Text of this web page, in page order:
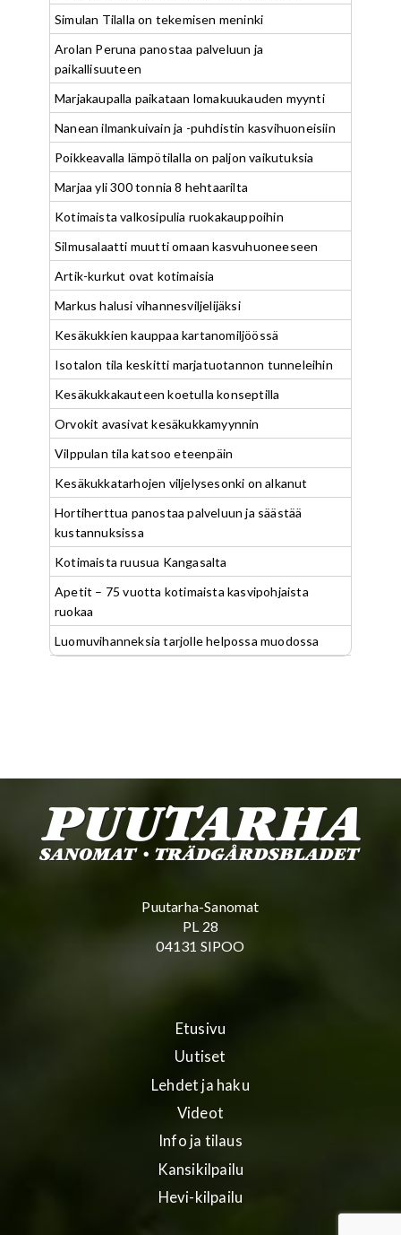
Simulan Tilalla on tekemisen meninki
Arolan Peruna panostaa palveluun ja
paikallisuuteen
Marjakaupalla paikataan lomakuukauden myynti
Nanean ilmankuivain ja -puhdistin kasvihuoneisiin
Poikkeavalla lämpötilalla on paljon vaikutuksia
Marjaa yli 300 tonnia 8 hehtaarilta
Kotimaista valkosipulia ruokakauppoihin
Silmusalaatti muutti omaan kasvuhuoneeseen
Artik-kurkut ovat kotimaisia
Markus halusi vihannesviljelijäksi
Kesäkukkien kauppaa kartanomiljöössä
Isotalon tila keskitti marjatuotannon tunneleihin
Kesäkukkakauteen koetulla konseptilla
Orvokit avasivat kesäkukkamyynnin
Vilppulan tila katsoo eteenpäin
Kesäkukkatarhojen viljelysesonki on alkanut
Hortiherttua panostaa palveluun ja säästää
kustannuksissa
Kotimaista ruusua Kangasalta
Apetit – 75 vuotta kotimaista kasvipohjaista
ruokaa
Luomuvihanneksia tarjolle helpossa muodossa
Puutarha-Sanomat
PL 28
04131 SIPOO
Etusivu
Uutiset
Lehdet ja haku
Videot
Info ja tilaus
Kansikilpailu
Hevi-kilpailu